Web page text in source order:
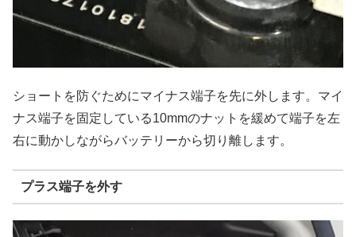
ショートを防ぐためにマイナス端子を先に外します。マイ
ナス端子を固定している10mmのナットを緩めて端子を左
右に動かしながらバッテリーから切り離します。
プラス端子を外す